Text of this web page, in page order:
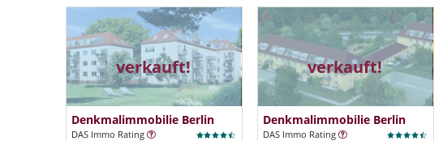
verkauft!
Denkmalimmobilie Berlin
DAS Immo Rating
verkauft!
Denkmalimmobilie Berlin
DAS Immo Rating